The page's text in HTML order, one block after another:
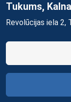
Tukums, Kalna
Revolūcijas iela 2,